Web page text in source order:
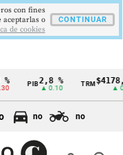
PIB2,8 %
▲ 0.10
TRM
▲
no no
con fines
aceptarlas o
de cookies
CONTINUAR